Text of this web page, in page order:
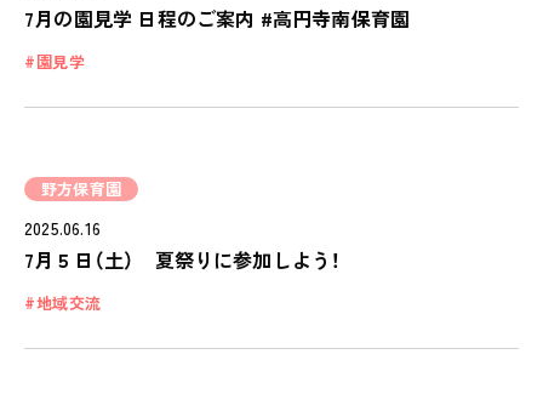
7月の園見学 日程のご案内 #高円寺南保育園
園見学
野方保育園
2025.06.16
7月５日（土） 夏祭りに参加しよう！
地域交流